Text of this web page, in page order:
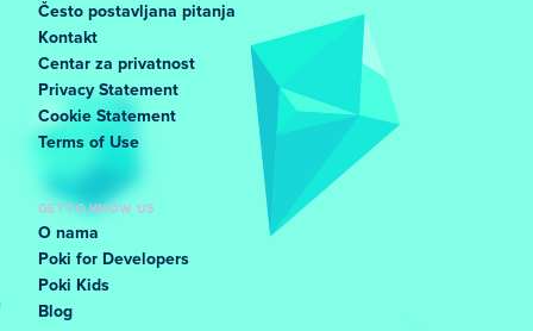
Često postavljana pitanja
Kontakt
Centar za privatnost
Privacy Statement
Cookie Statement
Terms of Use
GET TO KNOW US
O nama
Poki for Developers
Poki Kids
Blog